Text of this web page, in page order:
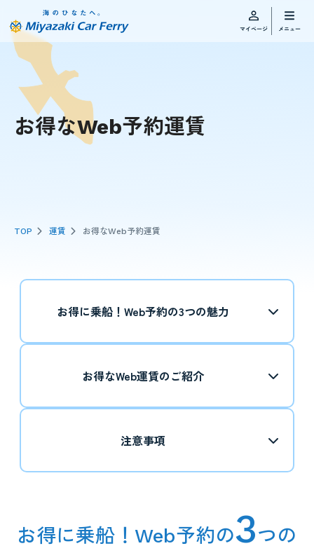
お得なWeb予約運賃
TOP 運賃 お得なWeb予約運賃
お得に乗船！Web予約の3つの魅力
お得なWeb運賃のご紹介
注意事項
お得に乗船！Web予約の3つの